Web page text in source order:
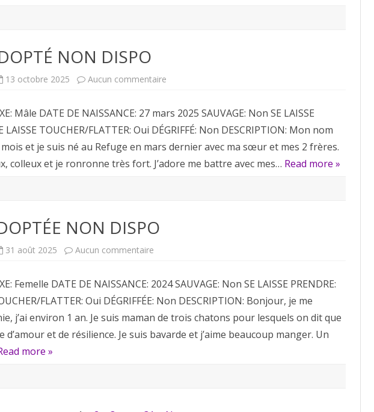
NON DISPO
13 octobre 2025 Aucun commentaire
DISPO
Mâle DATE DE NAISSANCE: 27 mars 2025 SAUVAGE: Non SE LAISSE
LAISSE TOUCHER/FLATTER: Oui DÉGRIFFÉ: Non DESCRIPTION: Mon nom
mois et je suis né au Refuge en mars dernier avec ma sœur et mes 2 frères.
colleux et je ronronne très fort. J’adore me battre avec mes… Read more »
NON DISPO
31 août 2025 Aucun commentaire
DISPO
Femelle DATE DE NAISSANCE: 2024 SAUVAGE: Non SE LAISSE PRENDRE:
FLATTER: Oui DÉGRIFFÉE: Non DESCRIPTION: Bonjour, je me
j’ai environ 1 an. Je suis maman de trois chatons pour lesquels on dit que
d’amour et de résilience. Je suis bavarde et j’aime beaucoup manger. Un
more »